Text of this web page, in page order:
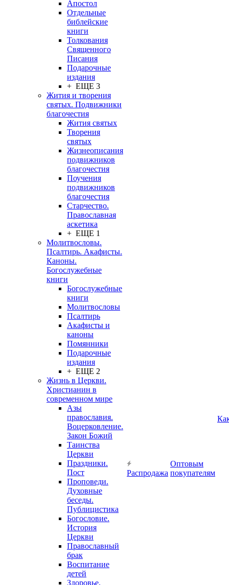
Апостол
Отдельные
библейские
книги
Толкования
Священного
Писания
Подарочные
издания
+ ЕЩЕ 3
Жития и творения
святых. Подвижники
благочестия
Жития святых
Творения
святых
Жизнеописания
подвижников
благочестия
Поучения
подвижников
благочестия
Старчество.
Православная
аскетика
+ ЕЩЕ 1
Молитвословы.
Псалтирь. Акафисты.
Каноны.
Богослужебные
книги
Богослужебные
книги
Молитвословы
Псалтирь
Акафисты и
каноны
Помянники
Подарочные
издания
+ ЕЩЕ 2
Жизнь в Церкви.
Христианин в
современном мире
Азы
православия.
Воцерковление.
Закон Божий
Таинства
Церкви
Праздники.
Пост
Проповеди.
Духовные
беседы.
Публицистика
Богословие.
История
Церкви
Православный
брак
Воспитание
детей
Здоровье.
Распродажа
Оптовым
покупателям